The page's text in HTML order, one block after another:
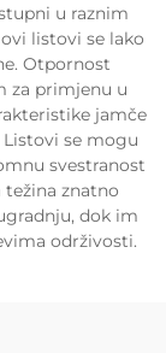
u raznim
listovi se lako
Otpornost
za primjenu u
jamče
se mogu
svestranost
težina znatno
dok im
održivosti.